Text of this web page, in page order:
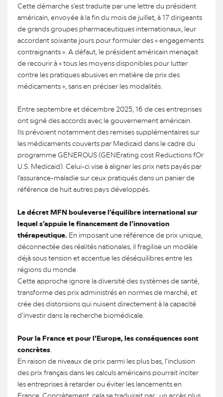
Cette démarche s’est traduite par une lettre du président
américain, envoyée à la fin du mois de juillet, à 17 dirigeants
de grands groupes pharmaceutiques internationaux, leur
accordant soixante jours pour formuler des « engagements
contraignants ». A défaut, le président américain menaçait
de recourir à « tous les moyens disponibles pour lutter
contre les pratiques abusives en matière de prix des
médicaments », sans en préciser les modalités.
Entre septembre et décembre 2025, 16 de ces entreprises
ont signé des accords avec le gouvernement américain.
Ils prévoient notamment des remises supplémentaires sur
les médicaments couverts par Medicaid dans le cadre du
programme GENEROUS (GENErating cost Reductions fOr
U.S. Medicaid). Celui-ci vise à aligner les prix nets payés par
l’assurance-maladie sur ceux pratiqués dans un panier de
référence de huit autres pays développés.
Le décret MFN bouleverse l’équilibre international sur
lequel s’appuie le financement de l’innovation
thérapeutique. En imposant une référence de prix unique,
déconnectée des réalités nationales, il fragilise un modèle
déjà sous tension et accentue les déséquilibres entre les
régions du monde.
Cette approche ignore la diversité des systèmes de santé,
transforme des prix administrés en normes de marché, et
crée des distorsions qui nuisent directement à la capacité
d’investir dans la recherche biomédicale.
Pour la France et pour l’Europe, les conséquences sont
concrètes
En raison de niveaux de prix parmi les plus bas, l’inclusion
des prix français dans les calculs américains pourrait inciter
les entreprises à retarder ou éviter les lancements en
France. Concrètement, cela se traduirait par : un accès plus